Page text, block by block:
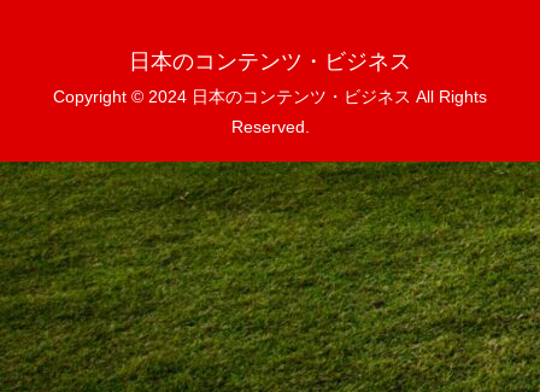
日本のコンテンツ・ビジネス
Copyright © 2024 日本のコンテンツ・ビジネス All Rights
Reserved.